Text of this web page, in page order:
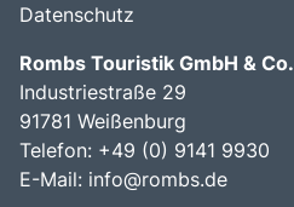
Datenschutz
Rombs Touristik GmbH & Co.
Industriestraße 29
91781 Weißenburg
Telefon: +49 (0) 9141 9930
E-Mail: info@rombs.de